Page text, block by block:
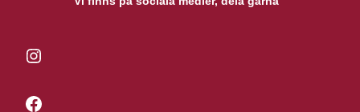
Instagram
Facebook